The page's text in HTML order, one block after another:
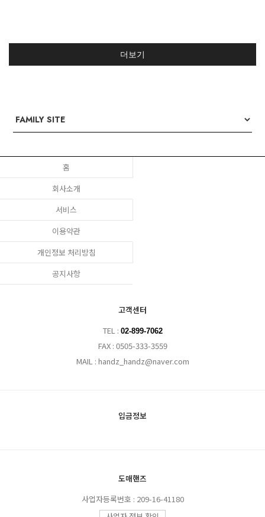
더보기
홈
회사소개
서비스
이용약관
개인정보 처리방침
공지사항
고객센터
TEL : 02-899-7062
FAX : 0505-333-3559
MAIL : handz_handz@naver.com
입금정보
도매핸즈
사업자등록번호 : 209-16-41180